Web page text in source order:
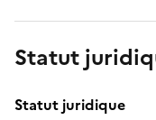
Statut
Statut juridique